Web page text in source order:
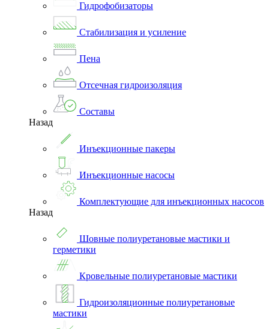
Гидрофобизаторы
Стабилизация и усиление
Пена
Отсечная гидроизоляция
Составы
Назад
Инъекционные пакеры
Инъекционные насосы
Комплектующие для инъекционных насосов
Назад
Шовные полиуретановые мастики и
герметики
Кровельные полиуретановые мастики
Гидроизоляционные полиуретановые
мастики